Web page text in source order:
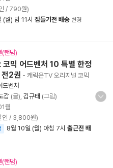
/ 790원)
월) 밤 11시 잠들기전 배송 변경
(랜덤)
믹 어드벤처 10 특별 한정
2권 - 캐릭온TV 오리지널 코믹
드벤처
감 (글), 김규태 (그림)
월
인 / 3,800원)
8월 10일 (월) 아침 7시 출근전 배
(랜덤)